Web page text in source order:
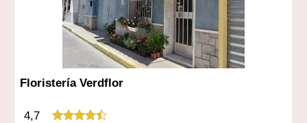
Floristería Verdflor
4,7